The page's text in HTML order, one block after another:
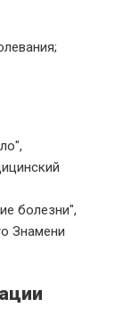
болезни",
Знамени